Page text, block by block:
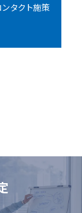
タクト施策